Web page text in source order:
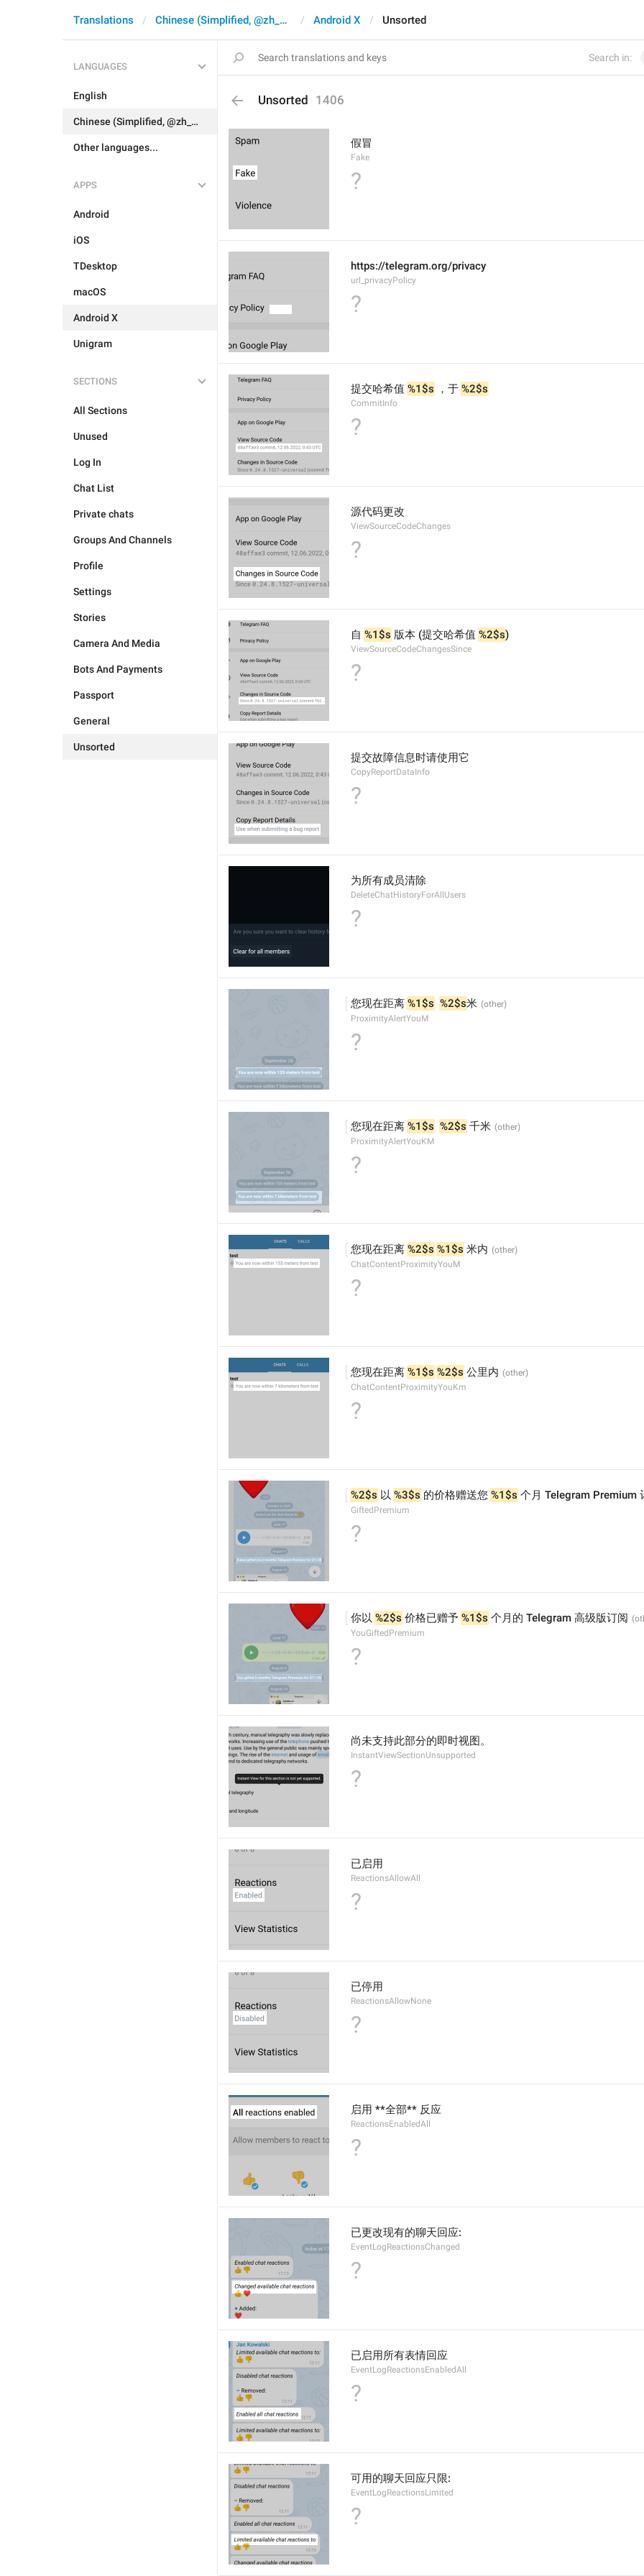
Search in:
Translations Chinese (Simplified, @zh_CN) Android X Unsorted
LANGUAGES
English
Chinese (Simplified, @zh_CN)
Other languages...
APPS
Android
iOS
TDesktop
macOS
Android X
Unigram
SECTIONS
All Sections
Unused
Log In
Chat List
Private chats
Groups And Channels
Profile
Settings
Stories
Camera And Media
Bots And Payments
Passport
General
Unsorted
Unsorted 1406
假冒
Fake
?
https://telegram.org/privacy
url_privacyPolicy
?
提交哈希值 %1$s ，于 %2$s
CommitInfo
?
源代码更改
ViewSourceCodeChanges
?
自 %1$s 版本 (提交哈希值 %2$s)
ViewSourceCodeChangesSince
?
提交故障信息时请使用它
CopyReportDataInfo
?
为所有成员清除
DeleteChatHistoryForAllUsers
?
您现在距离 %1$s %2$s米
ProximityAlertYouM
?
您现在距离 %1$s %2$s 千米
ProximityAlertYouKM
?
您现在距离 %2$s %1$s 米内
ChatContentProximityYouM
?
您现在距离 %1$s %2$s 公里内
ChatContentProximityYouKm
?
%2$s 以 %3$s 的价格赠送您 %1$s 个月 Telegram Premium
GiftedPremium
?
你以 %2$s 价格已赠予 %1$s 个月的 Telegram 高级版订阅
YouGiftedPremium
?
尚未支持此部分的即时视图。
InstantViewSectionUnsupported
?
已启用
ReactionsAllowAll
?
已停用
ReactionsAllowNone
?
启用 **全部** 反应
ReactionsEnabledAll
?
已更改现有的聊天回应:
EventLogReactionsChanged
?
已启用所有表情回应
EventLogReactionsEnabledAll
?
可用的聊天回应只限:
EventLogReactionsLimited
?